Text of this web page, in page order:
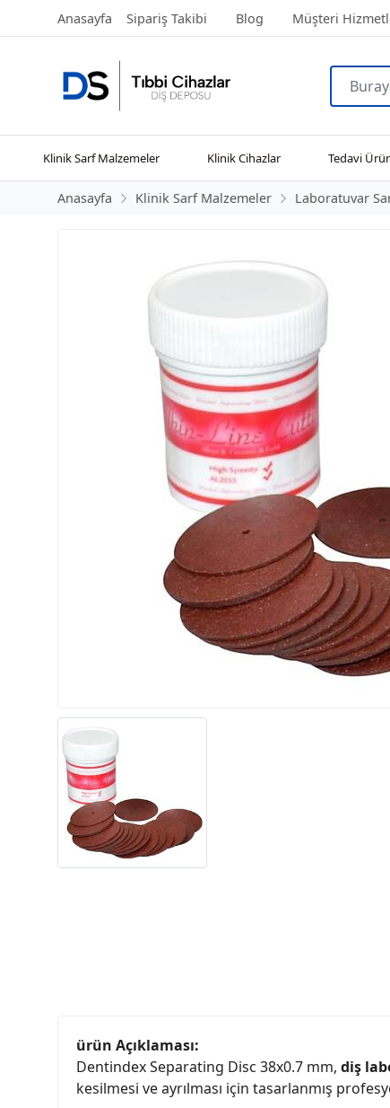
Anasayfa Sipariş Takibi Blog Müşteri
Klinik Sarf Malzemeler Klinik Cihazlar Tedavi
Anasayfa Klinik Sarf Malzemeler Laboratuvar
ürün Açıklaması:
Dentindex Separating Disc 38x0.7 mm, diş
kesilmesi ve ayrılması için tasarlanmış